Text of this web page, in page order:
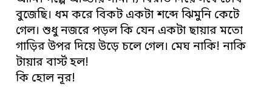
বুজেছি। ধম করে বিকট একটা শব্দে ঝিমুনি কেটে
গেল। শুধু নজরে পড়ল কি যেন একটা ছায়ার মতো
গাড়ির উপর দিয়ে উড়ে চলে গেল। মেঘ নাকি! নাকি
টায়ার বার্স্ট হল!
কি হোল নূর!